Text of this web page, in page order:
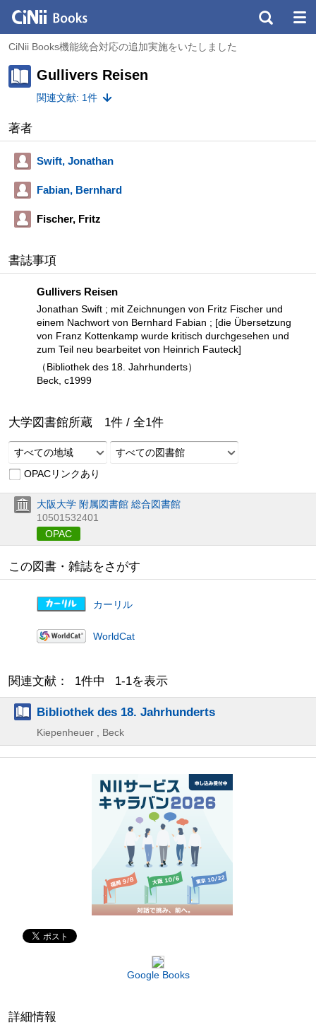
CiNii Books機能統合対応の追加実施をいたしました
Gullivers Reisen
関連文献: 1件
著者
Swift, Jonathan
Fabian, Bernhard
Fischer, Fritz
書誌事項
Gullivers Reisen
Jonathan Swift ; mit Zeichnungen von Fritz Fischer und
einem Nachwort von Bernhard Fabian ; [die Übersetzung
von Franz Kottenkamp wurde kritisch durchgesehen und
zum Teil neu bearbeitet von Heinrich Fauteck]
（Bibliothek des 18. Jahrhunderts）
Beck, c1999
大学図書館所蔵 1件 / 全1件
すべての地域
すべての図書館
OPACリンクあり
大阪大学 附属図書館 総合図書館
10501532401
OPAC
この図書・雑誌をさがす
カーリル
WorldCat
関連文献： 1件中 1-1を表示
Bibliothek des 18. Jahrhunderts
Kiepenheuer , Beck
Google Books
詳細情報